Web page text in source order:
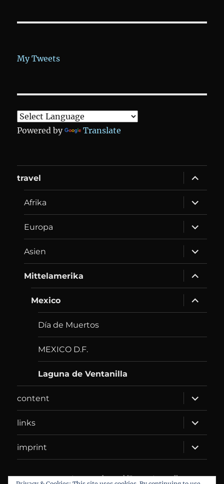
My Tweets
Powered by Translate
travel
expand
child
menu
Afrika
expand
child
menu
Europa
expand
child
menu
Asien
expand
child
menu
Mittelamerika
expand
child
menu
Mexico
expand
child
menu
Día de Muertos
MEXICO D.F.
Laguna de Ventanilla
content
expand
child
menu
links
expand
child
menu
imprint
expand
child
menu
DANIEL WEBER Datenschutzerklärung Proudly